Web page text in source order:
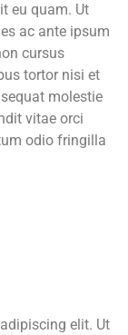
eu quam. Ut
ac ante ipsum
cursus
tortor nisi et
molestie
vitae orci
odio fringilla
elit. Ut